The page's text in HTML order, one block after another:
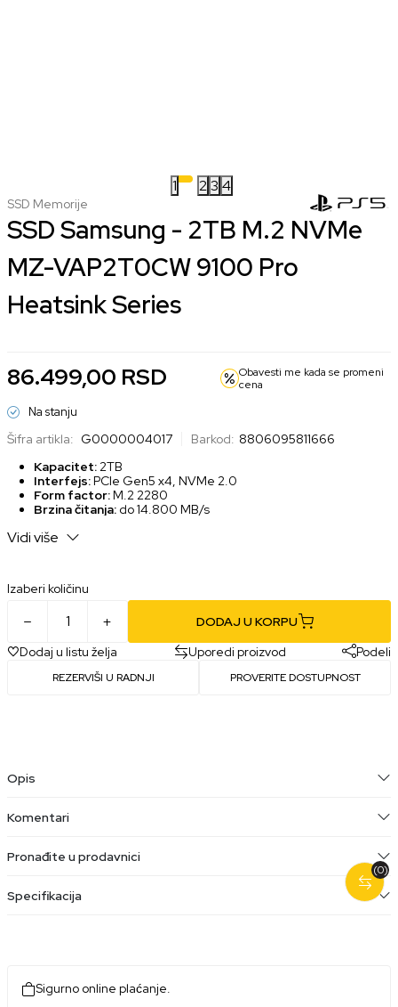
1 23 4
SSD Memorije
SSD Samsung - 2TB M.2 NVMe
MZ-VAP2T0CW 9100 Pro
Heatsink Series
86.499,00 RSD
Obavesti me kada se promeni
cena
Na stanju
Šifra artikla: G0000004017 Barkod: 8806095811666
Kapacitet: 2TB
Interfejs:PCIe Gen5 x4, NVMe 2.0
Form factor:M.2 2280
Brzina čitanja: do 14.800 MB/s
Hladnjak:
Vidi više
Izaberi količinu
DODAJ U KORPU
Dodaj u listu želja
Uporedi proizvod Podeli
REZERVIŠI U RADNJI PROVERITE DOSTUPNOST
(0)
Opis
Komentari
Pronađite u prodavnici
Specifikacija
Sigurno online plaćanje.